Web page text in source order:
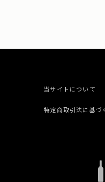
当サイトについて
特定商取引法に基づ